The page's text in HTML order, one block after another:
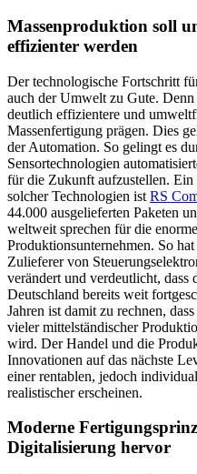
Massenproduktion soll
effizienter werden
Der technologische Fortschritt
auch der Umwelt zu Gute.
deutlich effizientere und
Massenfertigung prägen. Dies
der Automation. So gelingt es
Sensortechnologien
für die Zukunft aufzustellen.
solcher Technologien ist RS
44.000 ausgelieferten Paketen
weltweit sprechen für die
Produktionsunternehmen. So
Zulieferer von
verändert und verdeutlicht, dass
Deutschland bereits weit
Jahren ist damit zu rechnen,
vieler mittelständischer
wird. Der Handel und die
Innovationen auf das nächste
einer rentablen, jedoch
realistischer erscheinen.
Moderne
Digitalisierung hervor